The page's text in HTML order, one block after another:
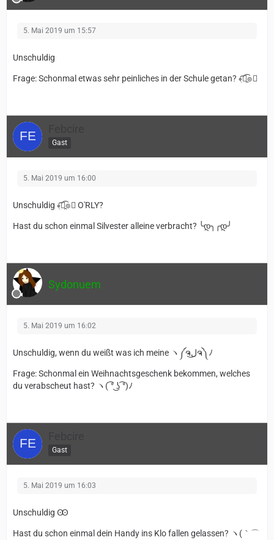
5. Mai 2019 um 15:57
Unschuldig
Frage: Schonmal etwas sehr peinliches in der Schule getan? ﴾͡๏̯͡๏﴿
Gast
5. Mai 2019 um 16:00
Unschuldig ﴾͡๏̯͡๏﴿ O'RLY?
Hast du schon einmal Silvester alleine verbracht? ╰დ╮╭დ╯
Sydonuem
5. Mai 2019 um 16:02
Unschuldig, wenn du weißt was ich meine ヽ༼ຈل͜ຈ༽ﾉ
Frage: Schonmal ein Weihnachtsgeschenk bekommen, welches
du verabscheut hast? ヽ( ͡° ͜ʖ ͡°)ﾉ
Gast
5. Mai 2019 um 16:03
Unschuldig Ꙭ
Hast du schon einmal dein Handy ins Klo fallen gelassen? ヽ(｀⌒